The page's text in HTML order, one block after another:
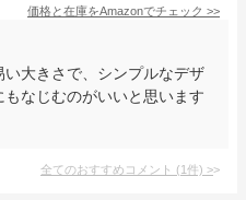
価格と在庫をAmazonでチェック >>
大きさで、シンプルなデザ
なじむのがいいと思います
全てのおすすめコメント (1件) >